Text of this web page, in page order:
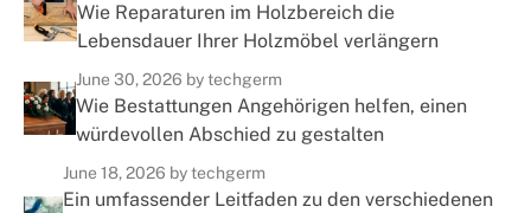
Wie Reparaturen im Holzbereich die
Lebensdauer Ihrer Holzmöbel verlängern
June 30, 2026 by techgerm
Wie Bestattungen Angehörigen helfen, einen
würdevollen Abschied zu gestalten
June 18, 2026 by techgerm
Ein umfassender Leitfaden zu den verschiedenen